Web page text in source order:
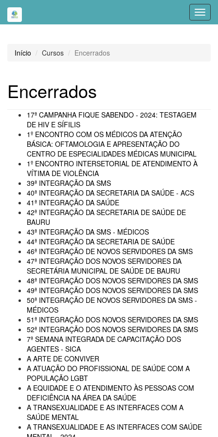
Início Cursos Encerrados
Encerrados
17ª CAMPANHA FIQUE SABENDO - 2024: TESTAGEM
DE HIV E SÍFILIS
1º ENCONTRO COM OS MÉDICOS DA ATENÇÃO
BÁSICA: OFTAMOLOGIA E APRESENTAÇÃO DO
CENTRO DE ESPECIALIDADES MÉDICAS MUNICIPAL
1º ENCONTRO INTERSETORIAL DE ATENDIMENTO À
VÍTIMA DE VIOLÊNCIA
39ª INTEGRAÇÃO DA SMS
40ª INTEGRAÇÃO DA SECRETARIA DA SAÚDE - ACS
41ª INTEGRAÇÃO DA SAÚDE
42ª INTEGRAÇÃO DA SECRETARIA DE SAÚDE DE
BAURU
43ª INTEGRAÇÃO DA SMS - MÉDICOS
44ª INTEGRAÇÃO DA SECRETARIA DE SAÚDE
46ª INTEGRAÇÃO DE NOVOS SERVIDORES DA SMS
47ª INTEGRAÇÃO DOS NOVOS SERVIDORES DA
SECRETÁRIA MUNICIPAL DE SAÚDE DE BAURU
48ª INTEGRAÇÃO DOS NOVOS SERVIDORES DA SMS
49ª INTEGRAÇÃO DOS NOVOS SERVIDORES DA SMS
50ª INTEGRAÇÃO DE NOVOS SERVIDORES DA SMS -
MÉDICOS
51ª INTEGRAÇÃO DOS NOVOS SERVIDORES DA SMS
52ª INTEGRAÇÃO DOS NOVOS SERVIDORES DA SMS
7ª SEMANA INTEGRADA DE CAPACITAÇÃO DOS
AGENTES - SICA
A ARTE DE CONVIVER
A ATUAÇÃO DO PROFISSIONAL DE SAÚDE COM A
POPULAÇÃO LGBT
A EQUIDADE E O ATENDIMENTO ÀS PESSOAS COM
DEFICIÊNCIA NA ÁREA DA SAÚDE
A TRANSEXUALIDADE E AS INTERFACES COM A
SAÚDE MENTAL
A TRANSEXUALIDADE E AS INTERFACES COM SAÚDE